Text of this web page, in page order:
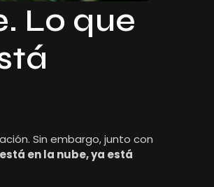
Lo que
Sin embargo, junto con
está en la nube, ya está